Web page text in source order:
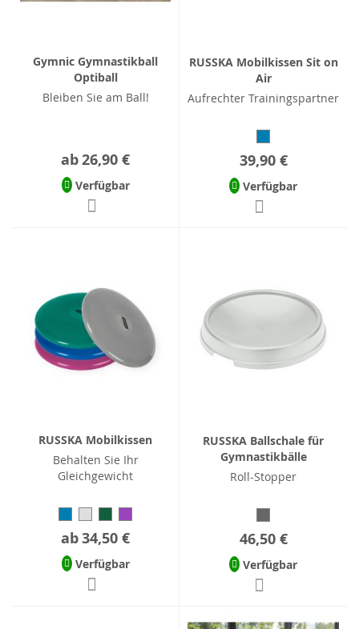
Gymnic Gymnastikball
Optiball
Bleiben Sie am Ball!
ab26,90 €
Verfügbar
RUSSKA Mobilkissen Sit on
Air
Aufrechter Trainingspartner
39,90 €
Verfügbar
RUSSKA Mobilkissen
Behalten Sie Ihr
Gleichgewicht
ab34,50 €
Verfügbar
RUSSKA Ballschale für
Gymnastikbälle
Roll-Stopper
46,50 €
Verfügbar